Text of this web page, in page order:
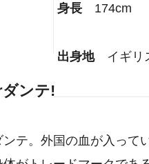
身長 174cm
出身地 イギリ
ダンテ!
テ。外国の血が入って